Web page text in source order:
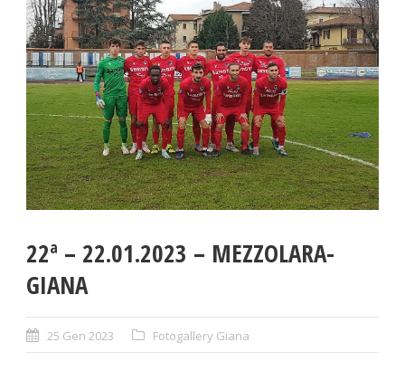
22ª – 22.01.2023 – MEZZOLARA-
GIANA
25 Gen 2023 Fotogallery Giana